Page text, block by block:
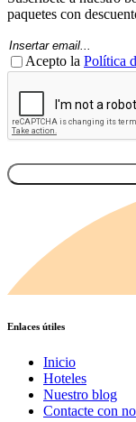
paquetes con
Correo
electrónico
Consentimiento
Acepto la Política
CAPTCHA
Enlaces útiles
Inicio
Hoteles
Nuestro blog
Contacte con